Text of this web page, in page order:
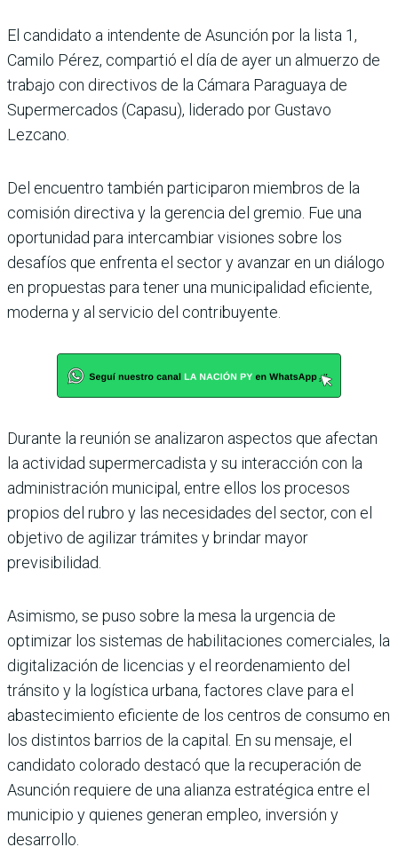
El candidato a inten­dente de Asunción por la lista 1,
Camilo Pérez, compartió el día de ayer un almuerzo de
trabajo con directivos de la Cámara Paraguaya de
Supermercados (Capasu), liderado por Gus­tavo
Lezcano.
Del encuentro también parti­ciparon miembros de la
comi­sión directiva y la gerencia del gremio. Fue una
oportuni­dad para intercambiar visio­nes sobre los
desafíos que enfrenta el sector y avanzar en un diálogo
en propuestas para tener una municipalidad eficiente,
moderna y al servi­cio del contribuyente.
Durante la reunión se anali­zaron aspectos que afectan
la actividad supermercadista y su interacción con la
admi­nistración municipal, entre ellos los procesos
propios del rubro y las necesidades del sector, con el
objetivo de agili­zar trámites y brindar mayor
previsibilidad.
Asimismo, se puso sobre la mesa la urgencia de
optimizar los sistemas de habilitaciones comerciales, la
digitalización de licencias y el reordenamiento del
tránsito y la logística urbana, factores clave para el
abastecimiento eficiente de los centros de con­sumo en
los distintos barrios de la capital. En su mensaje, el
candidato colorado destacó que la recuperación de
Asun­ción requiere de una alianza estratégica entre el
munici­pio y quienes generan empleo, inversión y
desarrollo.